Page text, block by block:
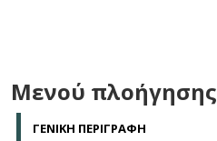
Μενού πλοήγησης
ΓΕΝΙΚΗ ΠΕΡΙΓΡΑΦΗ